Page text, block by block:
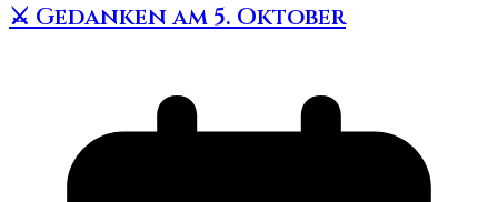
⚔️ Gedanken am 5. Oktober